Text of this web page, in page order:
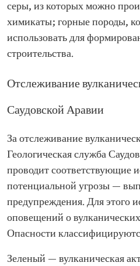
серы, из которых можно
химикаты; горные породы,
использовать для
строительства.
Отслеживание
Саудовской Аравии
За отслеживание
Геологическая служба
проводит соответствующие
потенциальной угрозы —
предупреждения. Для этого
оповещений о
Опасности
Зеленый — вулканическая